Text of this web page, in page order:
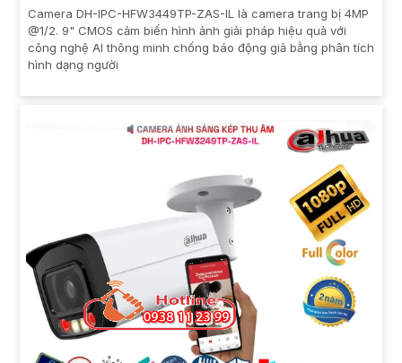
Camera DH-IPC-HFW3449TP-ZAS-IL là camera trang bị 4MP
@1/2. 9" CMOS cảm biến hình ảnh giải pháp hiệu quả với
công nghệ AI thông minh chống báo động giả bằng phân tích
hình dạng người